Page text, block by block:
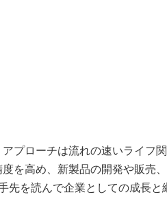
プローチは流れの速いライフ
度を高め、新製品の開発や販売
先を読んで企業としての成長と